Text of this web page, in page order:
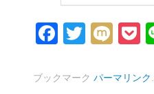
Twitter
Mixi
ブックマーク パーマリンク